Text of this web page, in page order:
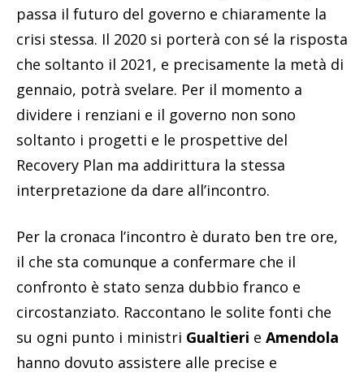
passa il futuro del governo e chiaramente la
crisi stessa. Il 2020 si porterà con sé la risposta
che soltanto il 2021, e precisamente la metà di
gennaio, potrà svelare. Per il momento a
dividere i renziani e il governo non sono
soltanto i progetti e le prospettive del
Recovery Plan ma addirittura la stessa
interpretazione da dare all’incontro.
Per la cronaca l’incontro è durato ben tre ore,
il che sta comunque a confermare che il
confronto è stato senza dubbio franco e
circostanziato. Raccontano le solite fonti che
su ogni punto i ministri Gualtieri e Amendola
hanno dovuto assistere alle precise e